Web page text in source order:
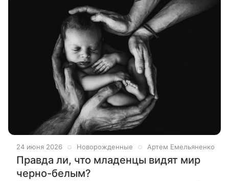
24 июня 2026 Новорожденные Артем Емельяненко
Правда ли, что младенцы видят мир
черно-белым?